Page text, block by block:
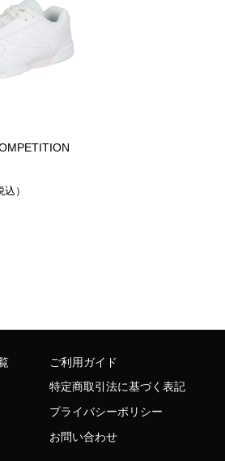
込）
ご利用ガイド
特定商取引法に基づく表記
プライバシーポリシー
お問い合わせ